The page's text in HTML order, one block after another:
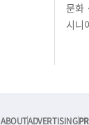
문화
시니
ABOUTADVERTISING